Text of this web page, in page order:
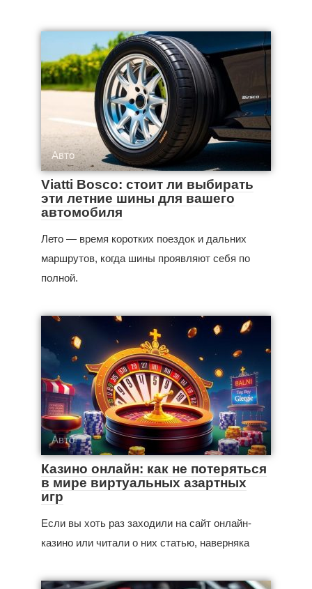
Авто
Viatti Bosco: стоит ли выбирать
эти летние шины для вашего
автомобиля
Лето — время коротких поездок и дальних
маршрутов, когда шины проявляют себя по
полной.
Авто
Казино онлайн: как не потеряться
в мире виртуальных азартных
игр
Если вы хоть раз заходили на сайт онлайн-
казино или читали о них статью, наверняка